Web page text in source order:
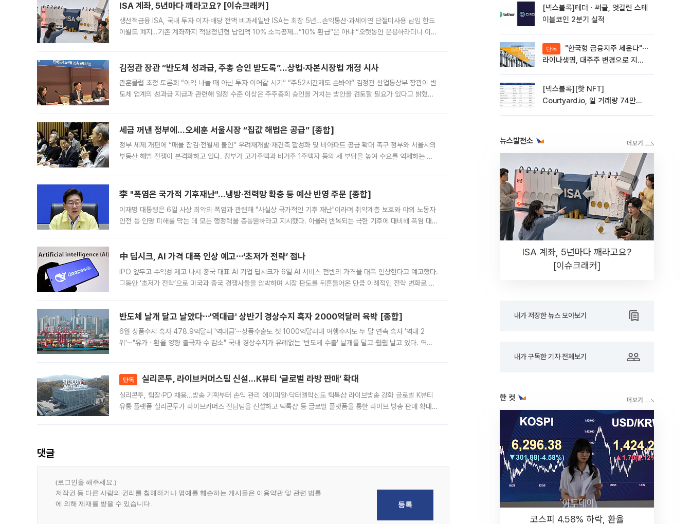
ISA 계좌, 5년마다 깨라고요? [이슈크래커]
생산적금융 ISA, 국내 투자 이자·배당 전액 비과세일반 ISA는 최장 5년…손익통산·과세이연 단절미사용 납입 한도
이월도 폐지…기존 계좌까지 적용청년형 납입액 10% 소득공제…“10% 환급”은 아냐 “오랫동안 운용하라더니 이제
김정관 장관 “반도체 성과급, 주총 승인 받도록”…상법·자본시장법 개정 시사
관훈클럽 초청 토론회 “이익 나눌 때 아닌 투자 이어갈 시기” “주52시간제도 손봐야” 김정관 산업통상부 장관이 반
도체 업계의 성과급 지급과 관련해 일정 수준 이상은 주주총회 승인을 거치는 방안을 검토할 필요가 있다고 밝혔다.
세금 꺼낸 정부에…오세훈 서울시장 “집값 해법은 공급” [종합]
정부 세제 개편에 “매물 잠김·전월세 불안” 우려재개발·재건축 활성화 및 비아파트 공급 확대 촉구 정부와 서울시의
부동산 해법 전쟁이 본격화하고 있다. 정부가 고가주택과 비거주 1주택자 등의 세 부담을 높여 수요를 억제하는 카
李 "폭염은 국가적 기후재난"…냉방·전력망 확충 등 예산 반영 주문 [종합]
이재명 대통령은 6일 사상 최악의 폭염과 관련해 "사실상 국가적인 기후 재난"이라며 취약계층 보호와 야외 노동자
안전 등 인명 피해를 막는 데 모든 행정력을 총동원하라고 지시했다. 아울러 반복되는 극한 기후에 대비해 폭염 대응
中 딥시크, AI 가격 대폭 인상 예고⋯‘초저가 전략’ 접나
IPO 앞두고 수익성 제고 나서 중국 대표 AI 기업 딥시크가 6일 AI 서비스 전반의 가격을 대폭 인상한다고 예고했다.
그동안 ‘초저가 전략’으로 미국과 중국 경쟁사들을 압박하며 시장 판도를 뒤흔들어온 만큼 이례적인 전략 변화로 평
반도체 날개 달고 날았다⋯'역대급' 상반기 경상수지 흑자 2000억달러 육박 [종합]
6월 상품수지 흑자 478.9억달러 '역대급'⋯상품수출도 첫 1000억달러대 여행수지도 두 달 연속 흑자 '역대 2
위'⋯"유가ㆍ환율 영향 출국자 수 감소" 국내 경상수지가 유례없는 '반도체 수출' 날개를 달고 훨훨 날고 있다. 역대
단독 실리콘투, 라이브커머스팀 신설…K뷰티 ‘글로벌 라방 판매’ 확대
실리콘투, 팀장·PD 채용…방송 기획부터 손익 관리 에이피알·닥터멜락신도 틱톡샵 라이브방송 강화 글로벌 K뷰티
유통 플랫폼 실리콘투가 라이브커머스 전담팀을 신설하고 틱톡샵 등 글로벌 플랫폼을 통한 라이브 방송 판매 확대에
댓글
[넥스블록]테더ㆍ써클, 엇갈린 스테
이블코인 2분기 실적
단독
라이나생명, 대주주 변경으로 지주
[넥스블록][핫 NFT]
Courtyard.io, 일 거래량 74만
뉴스발전소
ISA 계좌, 5년마다 깨라고요?
[이슈크래커]
내가 저장한 뉴스 모아보기
내가 구독한 기자 전체보기
한 컷
코스피 4.58% 하락, 환율